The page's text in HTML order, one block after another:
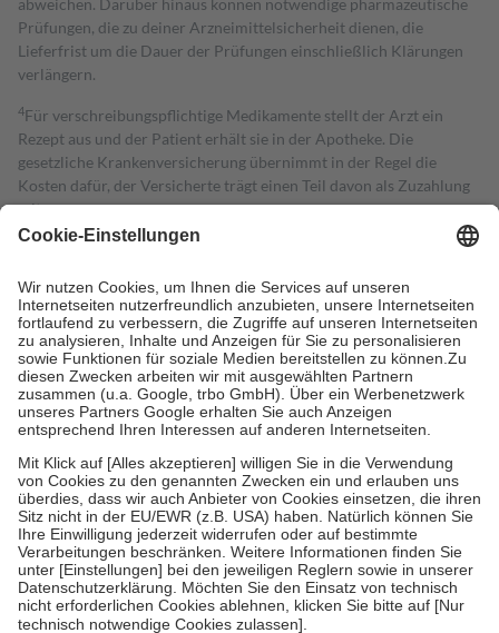
abweichen. Darüber hinaus können notwendige pharmazeutische
Prüfungen, die zu deiner Arzneimittelsicherheit dienen, die
Lieferfrist um die Dauer der Prüfungen einschließlich Klärungen
verlängern.
4Für verschreibungspflichtige Medikamente stellt der Arzt ein
Rezept aus und der Patient erhält sie in der Apotheke. Die
gesetzliche Krankenversicherung übernimmt in der Regel die
Kosten dafür, der Versicherte trägt einen Teil davon als Zuzahlung
mit.
Grundsätzlich leisten Mitglieder Zuzahlungen in Höhe von zehn
höchstens zehn Euro.
Es sind jedoch nie mehr als die tatsächlichen
Kosten der Leistung zu entrichten.
Diese Regeln gelten grundsätzlich auch für Online-Apotheken.
Bei Heilmitteln und häuslicher Krankenpflege beträgt die
Zuzahlung zehn Prozent der Kosten sowie zehn Euro je
Verordnung.
Um das Engagement der Versicherten für ihre eigene Gesundheit zu
stärken und die besondere Stellung der Familie zu unterstützen,
fallenkeine Zuzahlungenan bei:
• Kindern und Jugendlichen bis zum vollendeten 18. Lebensjahr
mit Ausnahme der Fahrkosten
• Untersuchungen zur Vorsorge und Früherkennung, die von der
GKV getragen werden
• empfohlenen Schutzimpfungen
• Harn- und Blutteststreifen